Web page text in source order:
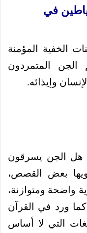
في
الخفية المؤمنة
الجن المتمردون
وإيذائه.
هل الجن يسرقون
بعض القصص،
واضحة ومتوازنة،
ورد في القرآن
التي لا أساس